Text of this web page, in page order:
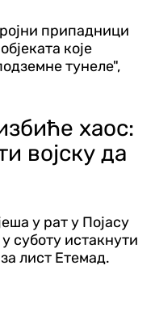
припадници
које
тунеле",
хаос:
војску да
у рат у Појасу
суботу истакнути
лист Етемад.